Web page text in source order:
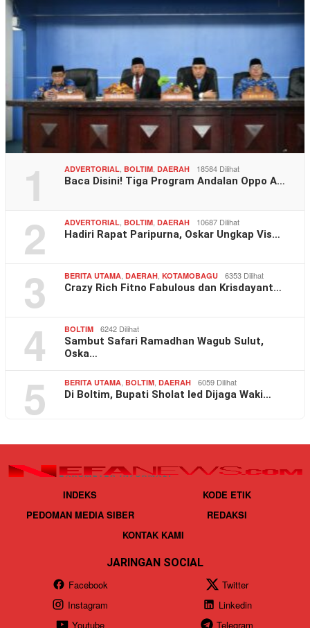
1 ADVERTORIAL BOLTIM DAERAH 18584 Dilihat
Baca Disini! Tiga Program Andalan Oppo A…
2 ADVERTORIAL BOLTIM DAERAH 10687 Dilihat
Hadiri Rapat Paripurna, Oskar Ungkap Vis…
3 BERITA UTAMA DAERAH KOTAMOBAGU 6353 Dilihat
Crazy Rich Fitno Fabulous dan Krisdayant…
4 BOLTIM 6242 Dilihat
Sambut Safari Ramadhan Wagub Sulut,
Oska…
5 BERITA UTAMA BOLTIM DAERAH 6059 Dilihat
Di Boltim, Bupati Sholat Ied Dijaga Waki…
INDEKS
KODE ETIK
PEDOMAN MEDIA SIBER
REDAKSI
KONTAK KAMI
JARINGAN SOCIAL
Facebook
Twitter
Instagram
Linkedin
Youtube
Telegram